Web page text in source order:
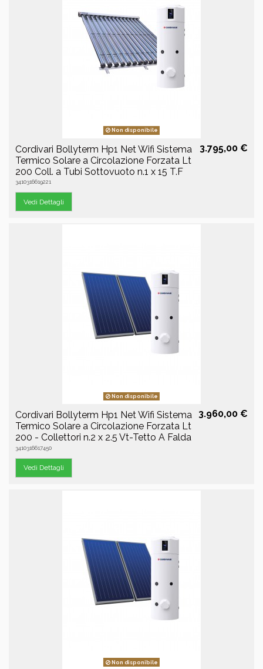
Non disponibile
Cordivari Bollyterm Hp1 Net Wifi Sistema
Termico Solare a Circolazione Forzata Lt
200 Coll. a Tubi Sottovuoto n.1 x 15 T.F
3410316619221
3.795,00 €
Vedi Dettagli
Non disponibile
Cordivari Bollyterm Hp1 Net Wifi Sistema
Termico Solare a Circolazione Forzata Lt
200 - Collettori n.2 x 2.5 Vt-Tetto A Falda
3410316617450
3.960,00 €
Vedi Dettagli
Non disponibile